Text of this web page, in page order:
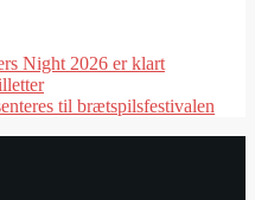
Night 2026 er klart
til brætspilsfestivalen